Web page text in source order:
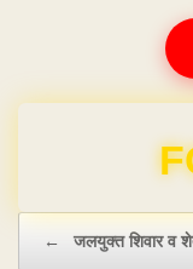
← जलयुक्त शिवार व